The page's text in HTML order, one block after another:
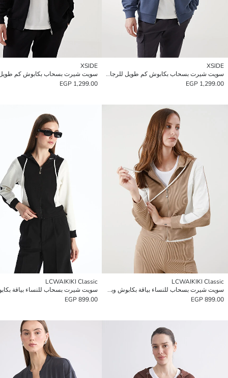
XSIDE
سويت شيرت بسحاب بكابوش كم طويل للرجال
1,299.00 EGP
XSIDE
1,299.00 EGP
LCWAIKIKI Classic
سويت شيرت بسحاب للنساء بياقة بكابوش وبلوك الألوان
899.00 EGP
LCWAIKIKI Classic
899.00 EGP